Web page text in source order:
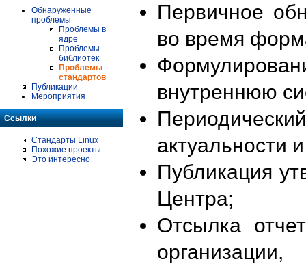
Обнаруженные
проблемы
Проблемы в
ядре
Проблемы
библиотек
Проблемы
стандартов
Публикации
Мероприятия
Ссылки
Стандарты Linux
Похожие проекты
Это интересно
Первичное
во время
внутреннюю
актуальности
Публикация
Центра;
Отсылка